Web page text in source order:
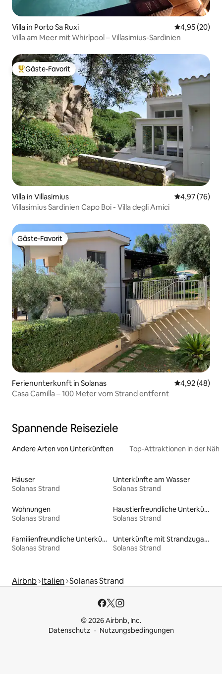
Villa in Porto Sa Ruxi
4,95 (20)
Villa am Meer mit Whirlpool – Villasimius-Sardinien
Beliebter Gäste-Favorit.
Gäste-Favorit
Villa in Villasimius
4,97 (76)
Villasimius Sardinien Capo Boi - Villa degli Amici
Gäste-Favorit
Gäste-Favorit
Ferienunterkunft in Solanas
4,92 (48)
Casa Camilla – 100 Meter vom Strand entfernt
Spannende Reiseziele
Andere Arten von Unterkünften Top-Attraktionen in der
Häuser
Solanas Strand
Unterkünfte am Wasser
Solanas Strand
Wohnungen
Solanas Strand
Haustierfreundliche Unterkünfte
Solanas Strand
Familienfreundliche Unterkünfte
Solanas Strand
Unterkünfte mit Strandzugang
Solanas Strand
Airbnb Italien Solanas Strand
© 2026 Airbnb, Inc.
Datenschutz
Nutzungsbedingungen